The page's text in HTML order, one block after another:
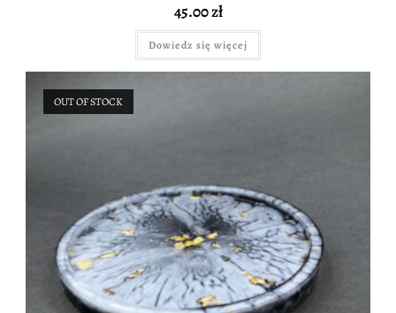
45.00zł
Dowiedz się więcej
OUT OF STOCK